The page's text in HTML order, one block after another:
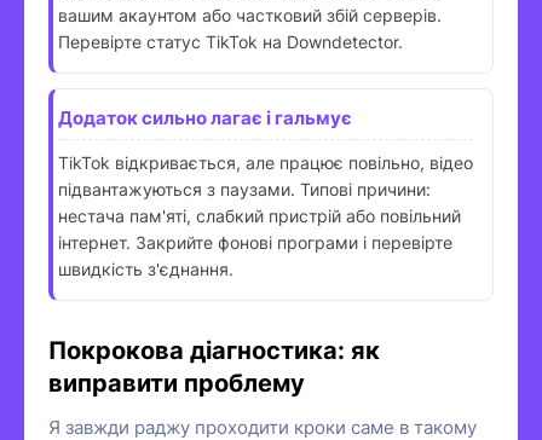
вашим акаунтом або частковий збій серверів.
Перевірте статус TikTok на Downdetector.
Додаток сильно лагає і гальмує
TikTok відкривається, але працює повільно, відео
підвантажуються з паузами. Типові причини:
нестача пам'яті, слабкий пристрій або повільний
інтернет. Закрийте фонові програми і перевірте
швидкість з'єднання.
Покрокова діагностика: як
виправити проблему
Я завжди раджу проходити кроки саме в такому